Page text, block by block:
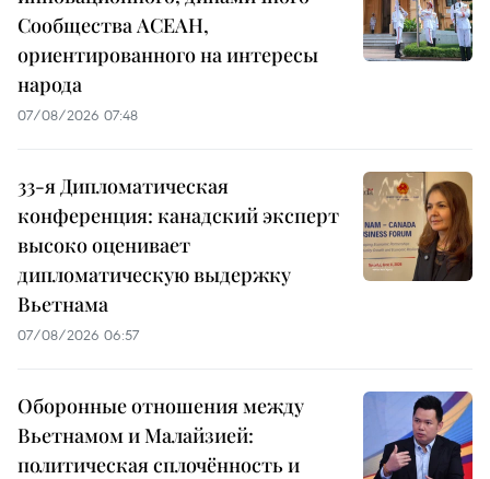
Сообщества АСЕАН,
ориентированного на интересы
народа
07/08/2026 07:48
33-я Дипломатическая
конференция: канадский эксперт
высоко оценивает
дипломатическую выдержку
Вьетнама
07/08/2026 06:57
Оборонные отношения между
Вьетнамом и Малайзией:
политическая сплочённость и